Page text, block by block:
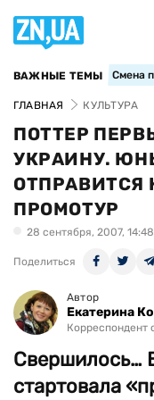
ВАЖНЫЕ ТЕМЫ Смена
ГЛАВНАЯ КУЛЬТУРА
ПОТТЕР
УКРАИНУ.
ОТПРАВИТСЯ
ПРОМОТУР
28 сентября, 2007, 14:48
Поделиться
Автор
Екатерина
Корреспондент
Свершилось…
стартовала